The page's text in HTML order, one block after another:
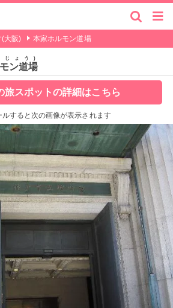
(大阪) 本家ホルモン道場
ン道場
じょう
旅スポットの詳細はこちら
すると次の画像が表示されます